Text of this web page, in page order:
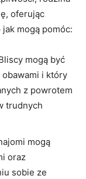
​oferując
mogą pomóc:
mogą być
i który
z powrotem
trudnych
mogą
oraz
sobie ⁤ze